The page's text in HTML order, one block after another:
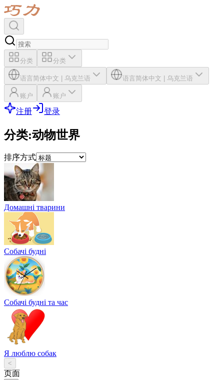
分类 分类
语言简体中文 | 乌克兰语 语言简体中文 | 乌克兰语
账户 账户
注册 登录
分类:动物世界
排序方式
Домашні тварини
Собачі будні
Собачі будні та час
Я люблю собак
<
页面